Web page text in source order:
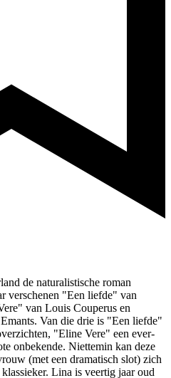
de naturalistische roman
verschenen "Een liefde" van
van Louis Couperus en
Van die drie is "Een liefde"
"Eline Vere" een ever-
onbekende. Niettemin kan deze
(met een dramatisch slot) zich
Lina is veertig jaar oud